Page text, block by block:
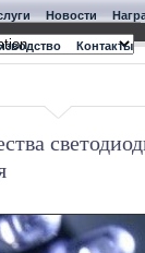
Новости
Контакты